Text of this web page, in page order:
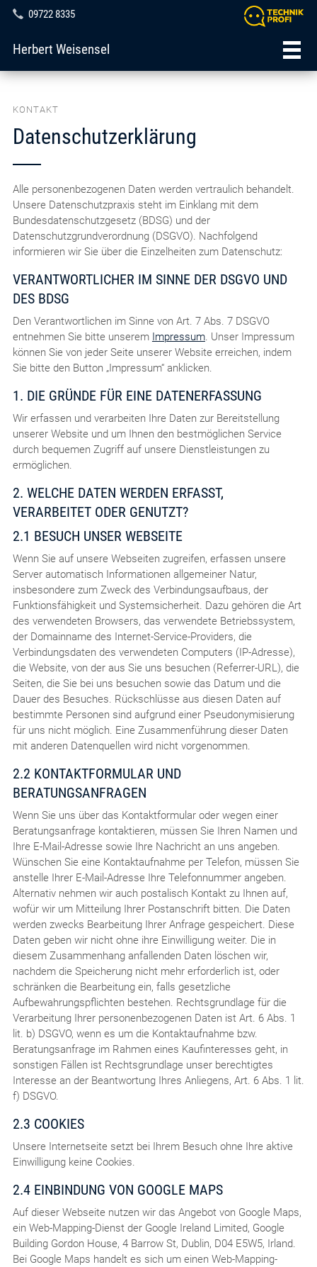
09722 8335
Herbert Weisensel
KONTAKT
Datenschutzerklärung
Alle personenbezogenen Daten werden vertraulich behandelt.
Unsere Datenschutzpraxis steht im Einklang mit dem
Bundesdatenschutzgesetz (BDSG) und der
Datenschutzgrundverordnung (DSGVO). Nachfolgend
informieren wir Sie über die Einzelheiten zum Datenschutz:
VERANTWORTLICHER IM SINNE DER DSGVO UND
DES BDSG
Den Verantwortlichen im Sinne von Art. 7 Abs. 7 DSGVO
entnehmen Sie bitte unserem Impressum. Unser Impressum
können Sie von jeder Seite unserer Website erreichen, indem
Sie bitte den Button „Impressum“ anklicken.
1. DIE GRÜNDE FÜR EINE DATENERFASSUNG
Wir erfassen und verarbeiten Ihre Daten zur Bereitstellung
unserer Website und um Ihnen den bestmöglichen Service
durch bequemen Zugriff auf unsere Dienstleistungen zu
ermöglichen.
2. WELCHE DATEN WERDEN ERFASST,
VERARBEITET ODER GENUTZT?
2.1 BESUCH UNSER WEBSEITE
Wenn Sie auf unsere Webseiten zugreifen, erfassen unsere
Server automatisch Informationen allgemeiner Natur,
insbesondere zum Zweck des Verbindungsaufbaus, der
Funktionsfähigkeit und Systemsicherheit. Dazu gehören die Art
des verwendeten Browsers, das verwendete Betriebssystem,
der Domainname des Internet-Service-Providers, die
Verbindungsdaten des verwendeten Computers (IP-Adresse),
die Website, von der aus Sie uns besuchen (Referrer-URL), die
Seiten, die Sie bei uns besuchen sowie das Datum und die
Dauer des Besuches. Rückschlüsse aus diesen Daten auf
bestimmte Personen sind aufgrund einer Pseudonymisierung
für uns nicht möglich. Eine Zusammenführung dieser Daten
mit anderen Datenquellen wird nicht vorgenommen.
2.2 KONTAKTFORMULAR UND
BERATUNGSANFRAGEN
Wenn Sie uns über das Kontaktformular oder wegen einer
Beratungsanfrage kontaktieren, müssen Sie Ihren Namen und
Ihre E-Mail-Adresse sowie Ihre Nachricht an uns angeben.
Wünschen Sie eine Kontaktaufnahme per Telefon, müssen Sie
anstelle Ihrer E-Mail-Adresse Ihre Telefonnummer angeben.
Alternativ nehmen wir auch postalisch Kontakt zu Ihnen auf,
wofür wir um Mitteilung Ihrer Postanschrift bitten. Die Daten
werden zwecks Bearbeitung Ihrer Anfrage gespeichert. Diese
Daten geben wir nicht ohne ihre Einwilligung weiter. Die in
diesem Zusammenhang anfallenden Daten löschen wir,
nachdem die Speicherung nicht mehr erforderlich ist, oder
schränken die Bearbeitung ein, falls gesetzliche
Aufbewahrungspflichten bestehen. Rechtsgrundlage für die
Verarbeitung Ihrer personenbezogenen Daten ist Art. 6 Abs. 1
lit. b) DSGVO, wenn es um die Kontaktaufnahme bzw.
Beratungsanfrage im Rahmen eines Kaufinteresses geht, in
sonstigen Fällen ist Rechtsgrundlage unser berechtigtes
Interesse an der Beantwortung Ihres Anliegens, Art. 6 Abs. 1 lit.
f) DSGVO.
2.3 COOKIES
Unsere Internetseite setzt bei Ihrem Besuch ohne Ihre aktive
Einwilligung keine Cookies.
2.4 EINBINDUNG VON GOOGLE MAPS
Auf dieser Webseite nutzen wir das Angebot von Google Maps,
ein Web-Mapping-Dienst der Google Ireland Limited, Google
Building Gordon House, 4 Barrow St, Dublin, D04 E5W5, Irland.
Bei Google Maps handelt es sich um einen Web-Mapping-